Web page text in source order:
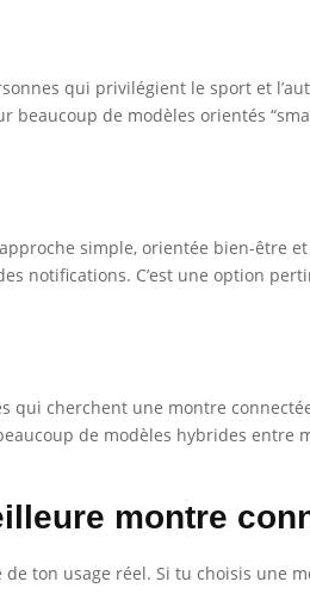
qui privilégient le sport et
de modèles orientés
simple, orientée bien-
notifications. C’est une option
qui cherchent une montre
de modèles hybrides
montre
ton usage réel. Si tu choisis une